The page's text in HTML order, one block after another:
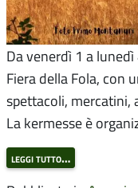
Da venerdì 1 a
Fiera della Fola, con
spettacoli, mercatini,
La kermesse è
leggi tutto…